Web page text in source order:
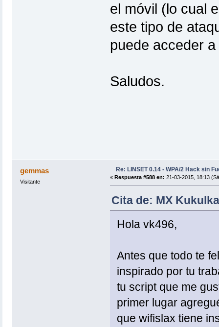
el móvil (lo cual
este tipo de
puede acceder
Saludos.
gemmas
Visitante
Re: LINSET 0.14 - WPA/2 Hack sin
« Respuesta #588 en: 21-03-2015, 18:13
Cita de: MX
Hola vk496,
Antes que todo te
inspirado por tu
tu script que me
primer lugar
que wifislax tiene